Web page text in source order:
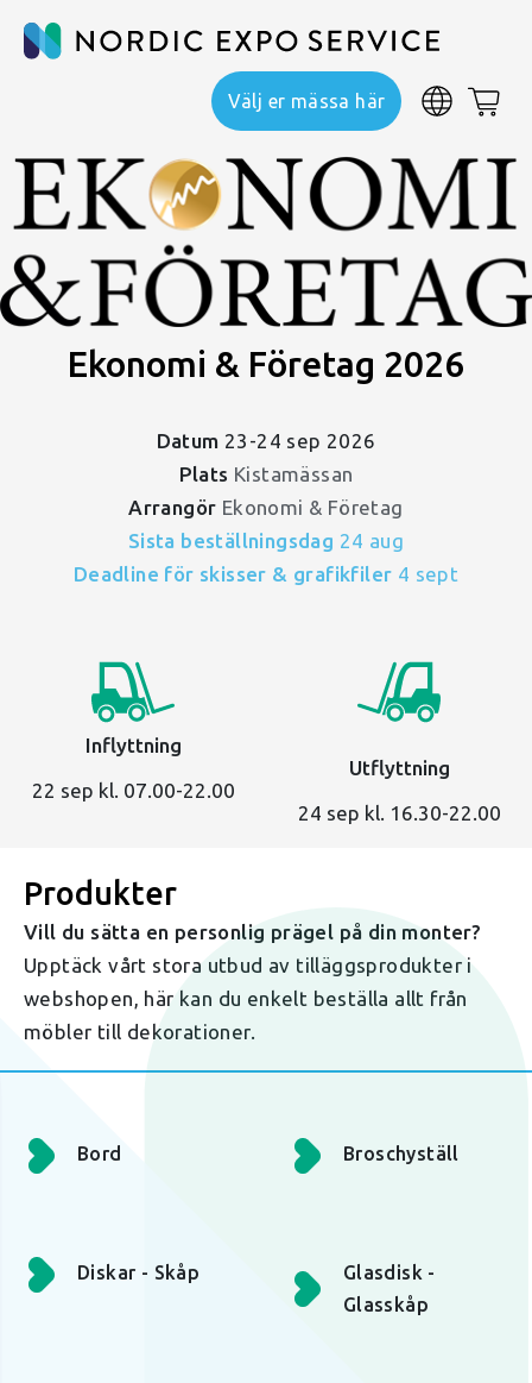
Välj er mässa här
Ekonomi & Företag 2026
Datum 23-24 sep 2026
Plats Kistamässan
Arrangör Ekonomi & Företag
Sista beställningsdag 24 aug
Deadline för skisser & grafikfiler 4 sept
Inflyttning
22 sep kl. 07.00-22.00
Utflyttning
24 sep kl. 16.30-22.00
Produkter
Vill du sätta en personlig prägel på din monter?
Upptäck vårt stora utbud av tilläggsprodukter i
webshopen, här kan du enkelt beställa allt från
möbler till dekorationer.
Bord Broschyställ
Diskar - Skåp
Glasdisk -
Glasskåp